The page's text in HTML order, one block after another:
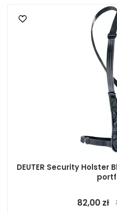
DEUTER Security
82,00 zł